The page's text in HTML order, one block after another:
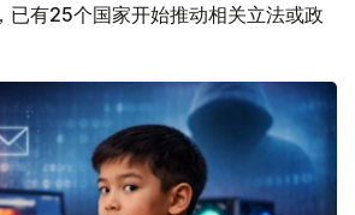
有25个国家开始推动相关立法或政